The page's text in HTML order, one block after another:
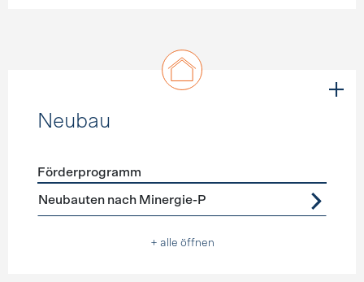
Neubau
Förderprogramme Neubau
Förderprogramm
Neubauten nach Minergie-P
+ alle öffnen